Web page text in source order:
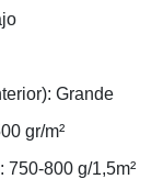
Grande
gr/m²
750-800 g/1,5m²